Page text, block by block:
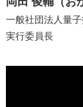
一般社団法人量
実行委員長